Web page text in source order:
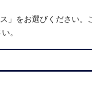
」をお選びください
。